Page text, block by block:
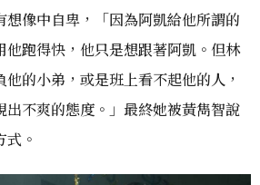
想像中自卑，「因為阿凱給他所謂的
他跑得快，他只是想跟著阿凱。但林
的小弟，或是班上看不起他的人，
出不爽的態度。」最終她被黃雋智說
。